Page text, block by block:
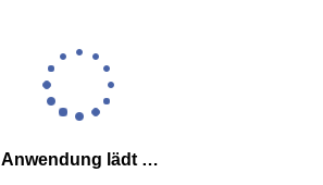
Anwendung lädt …